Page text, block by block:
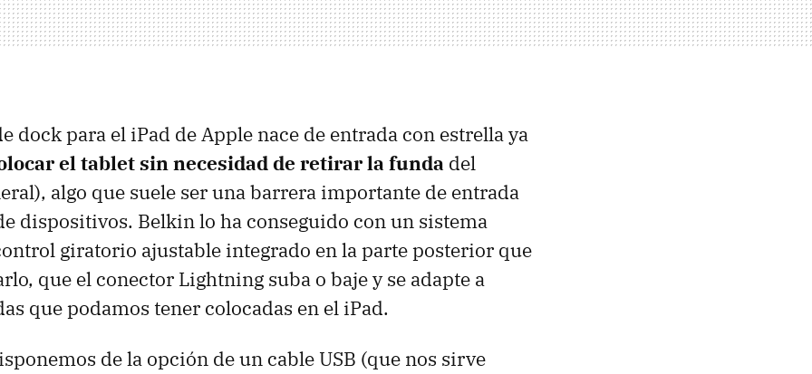
dock para el iPad de Apple nace de entrada con estrella ya
el tablet sin necesidad de retirar la funda del
algo que suele ser una barrera importante de entrada
dispositivos. Belkin lo ha conseguido con un sistema
giratorio ajustable integrado en la parte posterior que
que el conector Lightning suba o baje y se adapte a
que podamos tener colocadas en el iPad.
de la opción de un cable USB (que nos sirve